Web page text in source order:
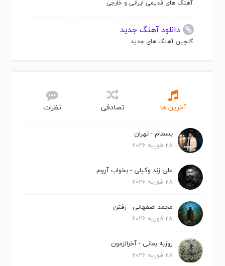
آهنگ های قدیمی ایرانی و خارجی
دانلود آهنگ جدید
گلچین آهنگ های جدید
آخرین ها تصادفی نظرات
بسطام - تهران
28 فوریه 2026
علی زند وکیلی - بخواب آروم
28 فوریه 2026
محمد اصفهانی - رفتن
28 فوریه 2026
روزبه بمانی - آخرالزمون
28 فوریه 2026